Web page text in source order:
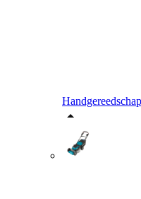
Handgereedschap